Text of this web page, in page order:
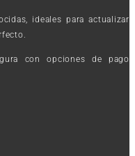
ideales para actualizar
con opciones de pago